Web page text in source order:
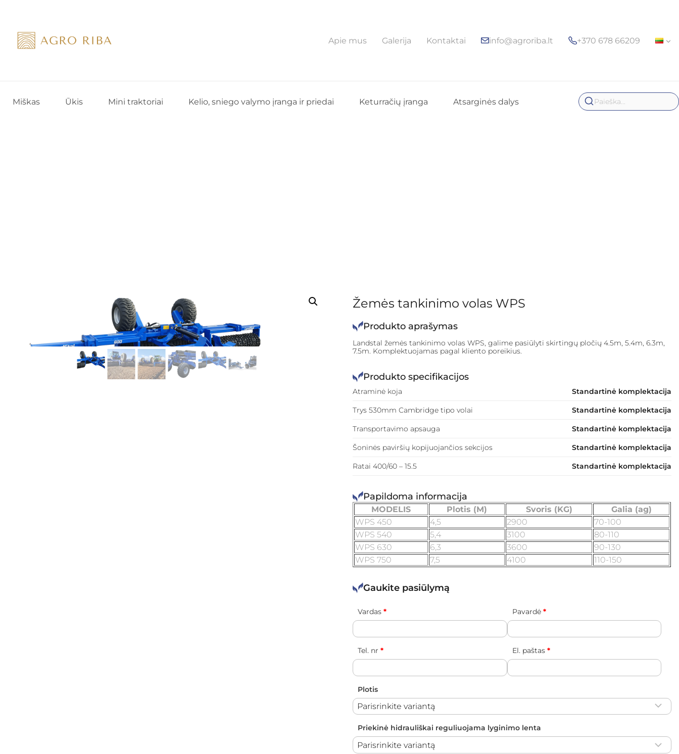
Apie mus
Galerija Kontaktai info@agroriba.lt +370 678 66209
Miškas Ūkis Mini traktoriai Kelio, sniego valymo įranga ir priedai Keturračių įranga Atsarginės dalys Paieška...
Žemės tankinimo volas WPS
Produkto aprašymas
Landstal žemės tankinimo volas WPS, galime pasiūlyti skirtingų pločių 4.5m, 5.4m, 6.3m,
7.5m. Komplektuojamas pagal kliento poreikius.
Produkto specifikacijos
Atraminė koja Standartinė komplektacija
Trys 530mm Cambridge tipo volai Standartinė komplektacija
Transportavimo apsauga Standartinė komplektacija
Šoninės paviršių kopijuojančios sekcijos Standartinė komplektacija
Ratai 400/60 – 15.5 Standartinė komplektacija
Papildoma informacija
MODELIS Plotis (M) Svoris (KG)
Galia (ag)
WPS 450
4,5 2900
70-100
WPS 540
5,4 3100
80-110
WPS 630
6,3 3600
90-130
WPS 750
7,5 4100 110-150
Gaukite pasiūlymą
Vardas* Pavardė *
Tel. nr* El. paštas *
Plotis
Priekinė hidrauliškai reguliuojama lyginimo lenta